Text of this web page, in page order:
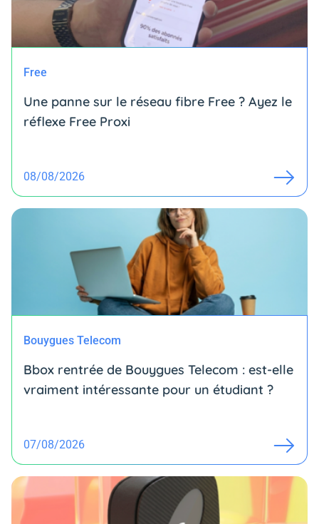
Free
Une panne sur le réseau fibre Free ? Ayez le
réflexe Free Proxi
08/08/2026
Bouygues Telecom
Bbox rentrée de Bouygues Telecom : est-elle
vraiment intéressante pour un étudiant ?
07/08/2026